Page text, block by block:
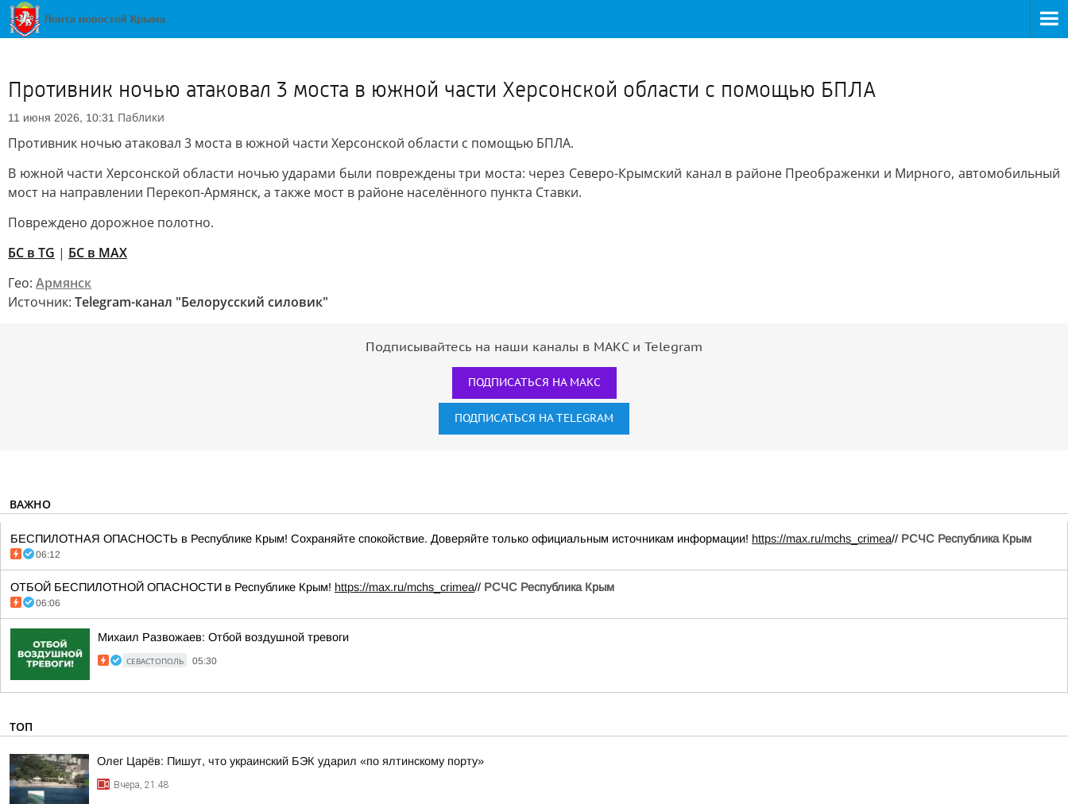
Противник ночью атаковал 3 моста в южной части Херсонской области с помощью БПЛА
11 июня 2026, 10:31 Паблики
Противник ночью атаковал 3 моста в южной части Херсонской области с помощью БПЛА.
В южной части Херсонской области ночью ударами были повреждены три моста: через Северо-Крымский канал в районе Преображенки и Мирного, автомобильный
мост на направлении Перекоп-Армянск, а также мост в районе населённого пункта Ставки.
Повреждено дорожное полотно.
БС в TG | БС в МАХ
Гео: Армянск
Источник: Telegram-канал "Белорусский силовик"
Подписывайтесь на наши каналы в МАКС и Telegram
ПОДПИСАТЬСЯ НА МАКС
ПОДПИСАТЬСЯ НА TELEGRAM
ВАЖНО
БЕСПИЛОТНАЯ ОПАСНОСТЬ в Республике Крым! Сохраняйте спокойствие. Доверяйте только официальным источникам информации! https://max.ru/mchs_crimea// РСЧС Республика Крым
06:12
ОТБОЙ БЕСПИЛОТНОЙ ОПАСНОСТИ в Республике Крым! https://max.ru/mchs_crimea// РСЧС Республика Крым
06:06
Михаил Развожаев: Отбой воздушной тревоги
СЕВАСТОПОЛЬ 05:30
ТОП
Олег Царёв: Пишут, что украинский БЭК ударил «по ялтинскому порту»
Вчера, 21:48